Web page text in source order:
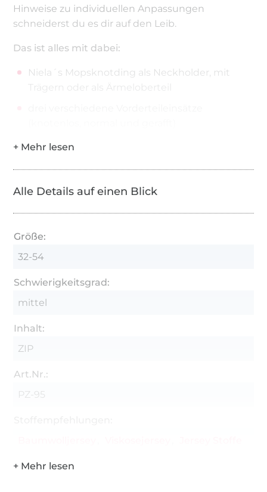
Hinweise zu individuellen Anpassungen
schneiderst du es dir auf den Leib.
Das ist alles mit dabei:
Niela´s Mopsknotding als Neckholder, mit
Trägern oder als Ärmeloberteil
jeweils ein normales und großes Cup
Taillenrockansatz nähbar
diverse Tunika- und Kleidvarianten mit
verschiedenen Abschlussmöglichkeiten
rund, vohkuhila) für den Unterbrustrockansatz
diverse Kleidvarianten mit mehreren
zehn Ärmelvarianten (Fingerschlaufen-,
Flatter-, ungleicher Flatter-, normaler,
und Volantärmel) -zwei verschiedene
Rückenausschnitte beim Ärmeloberteil
mit Beamerdatei, A4- und A0-Datei
Alle Details auf einen Blick
Größe:
32-54
Schwierigkeitsgrad:
mittel
Inhalt:
ZIP
Art.Nr.:
PZ-95